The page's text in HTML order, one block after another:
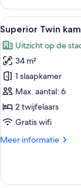
suite,
niet-
roken
(Suite)
Alle
foto's
voor
Superior
Twin
kamer,
niet-
roken
8
Superior Twin
Uitzicht op de
34 m²
1 slaapkamer
Max. aantal: 6
2 twijfelaars
Gratis wifi
Meer informatie
Meer
Twin